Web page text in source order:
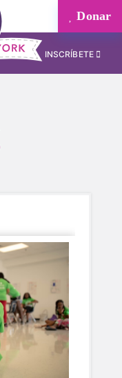
Donar
INSCRÍBETE